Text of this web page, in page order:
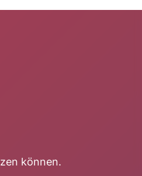
können.